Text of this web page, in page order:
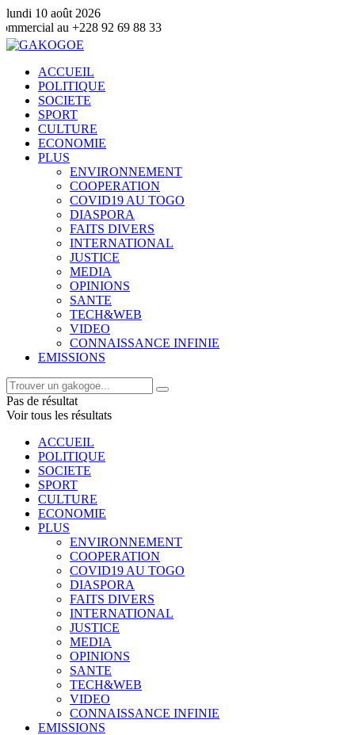
lundi 10 août 2026
92 69 88 33
ACCUEIL
POLITIQUE
SOCIETE
SPORT
CULTURE
ECONOMIE
PLUS
ENVIRONNEMENT
COOPERATION
COVID19 AU TOGO
DIASPORA
FAITS DIVERS
INTERNATIONAL
JUSTICE
MEDIA
OPINIONS
SANTE
TECH&WEB
VIDEO
CONNAISSANCE INFINIE
EMISSIONS
Pas de résultat
Voir tous les résultats
ACCUEIL
POLITIQUE
SOCIETE
SPORT
CULTURE
ECONOMIE
PLUS
ENVIRONNEMENT
COOPERATION
COVID19 AU TOGO
DIASPORA
FAITS DIVERS
INTERNATIONAL
JUSTICE
MEDIA
OPINIONS
SANTE
TECH&WEB
VIDEO
CONNAISSANCE INFINIE
EMISSIONS